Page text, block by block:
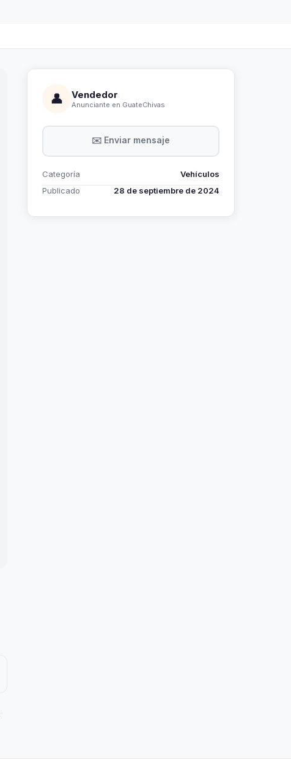
👤 Vendedor
Anunciante en GuateChivas
✉️ Enviar mensaje
Categoría
Vehículos
Publicado
28 de septiembre de 2024